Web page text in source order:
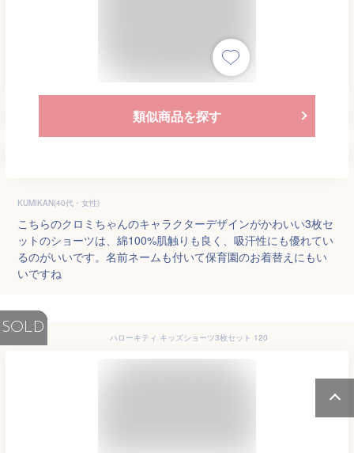
類似商品を探す
KUMIKAN(40代・女性)
こちらのクロミちゃんのキャラクターデザインがかわいい3枚セ
ットのショーツは、綿100%肌触りも良く、吸汗性にも優れてい
るのがいいです。名前ネームも付いて保育園のお着替えにもい
いですね
SOLD
ハローキティ キッズショーツ3枚セット 120